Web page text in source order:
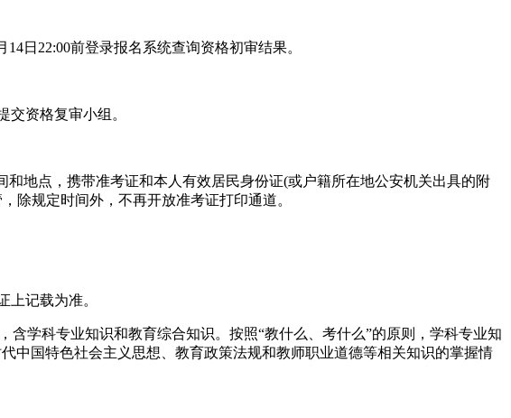
日22:00前登录报名系统查询资格初审结果。
交资格复审小组。
和地点，携带准考证和本人有效居民身份证(或户籍所在地公安机关出具的附
除规定时间外，不再开放准考证打印通道。
上记载为准。
学科专业知识和教育综合知识。按照“教什么、考什么”的原则，学科专业知
中国特色社会主义思想、教育政策法规和教师职业道德等相关知识的掌握情